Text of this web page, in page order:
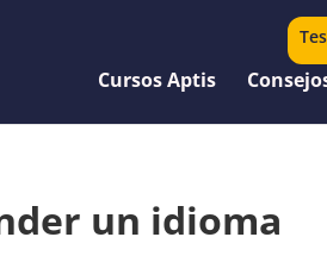
Cursos Aptis
un idioma